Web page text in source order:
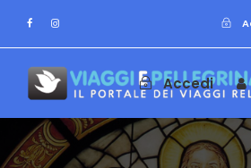
Accedi